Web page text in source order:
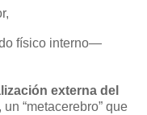
físico interno—
externa del
, un “metacerebro” que